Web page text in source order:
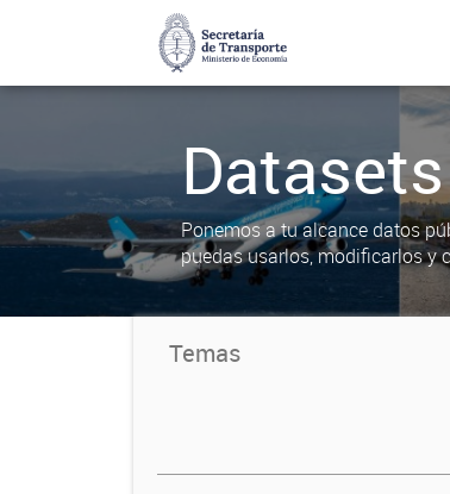
Datasets
Ponemos a tu alcance datos
puedas usarlos, modificarlos y
Temas